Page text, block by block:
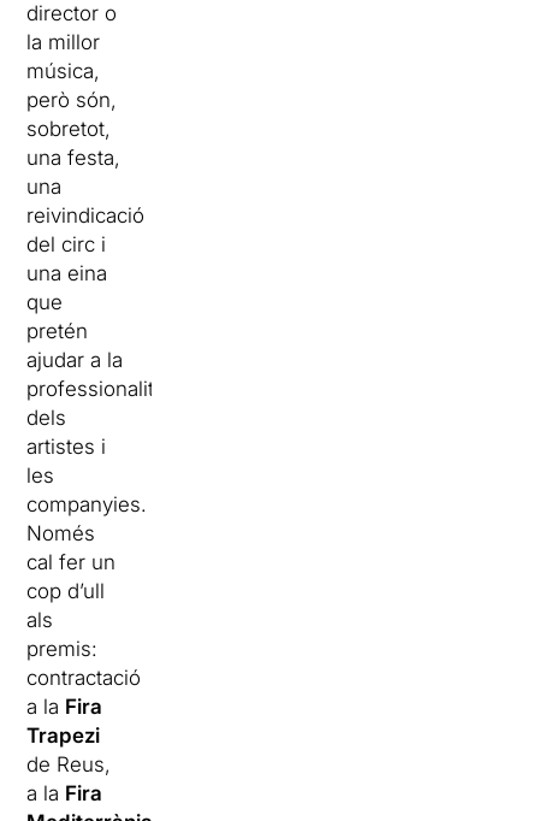
director o
la millor
música,
però són,
sobretot,
una festa,
una
reivindicació
del circ i
una eina
que
pretén
ajudar a la
professionalització
dels
artistes i
les
companyies.
Només
cal fer un
cop d’ull
als
premis:
contractació
a la Fira
Trapezi
de Reus,
a la Fira